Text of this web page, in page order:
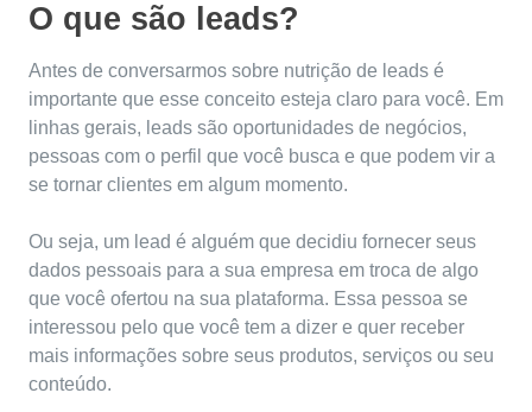
O que são leads?
Antes de conversarmos sobre nutrição de leads é
importante que esse conceito esteja claro para você. Em
linhas gerais, leads são oportunidades de negócios,
pessoas com o perfil que você busca e que podem vir a
se tornar clientes em algum momento.
Ou seja, um lead é alguém que decidiu fornecer seus
dados pessoais para a sua empresa em troca de algo
que você ofertou na sua plataforma. Essa pessoa se
interessou pelo que você tem a dizer e quer receber
mais informações sobre seus produtos, serviços ou seu
conteúdo.